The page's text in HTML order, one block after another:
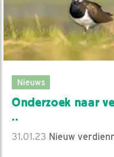
Nieuws
Onderzoek naar
..
31.01.23 Nieuw